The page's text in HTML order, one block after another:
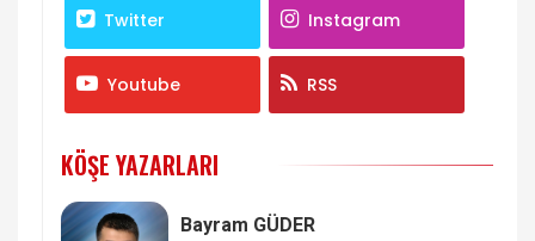
Twitter Instagram
Youtube RSS
KÖŞE YAZARLARI
Bayram GÜDER